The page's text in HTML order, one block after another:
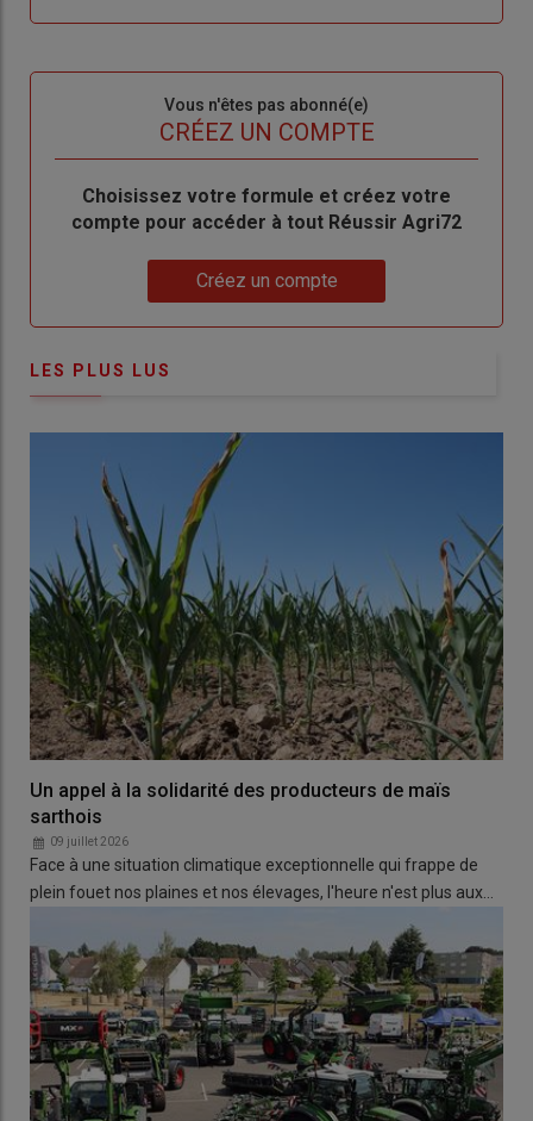
de
me
Vous n'êtes pas abonné(e)
CRÉEZ UN COMPTE
BodyChoisissez votre formule et créez votre
compte pour accéder à tout Réussir Agri72
Créez un compte
LES PLUS LUS
Un appel à la solidarité des producteurs de maïs
sarthois
09 juillet 2026
Face à une situation climatique exceptionnelle qui frappe de
plein fouet nos plaines et nos élevages, l'heure n'est plus aux…